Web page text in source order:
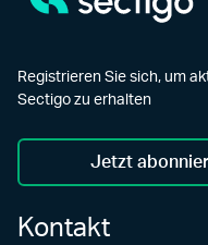
Registrieren Sie sich, um
Sectigo zu erhalten
Jetzt
Kontakt